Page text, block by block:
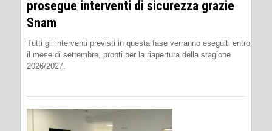
prosegue interventi di sicurezza grazie
Snam
Tutti gli interventi previsti in questa fase verranno eseguiti entro
il mese di settembre, pronti per la riapertura della stagione
2026/2027.